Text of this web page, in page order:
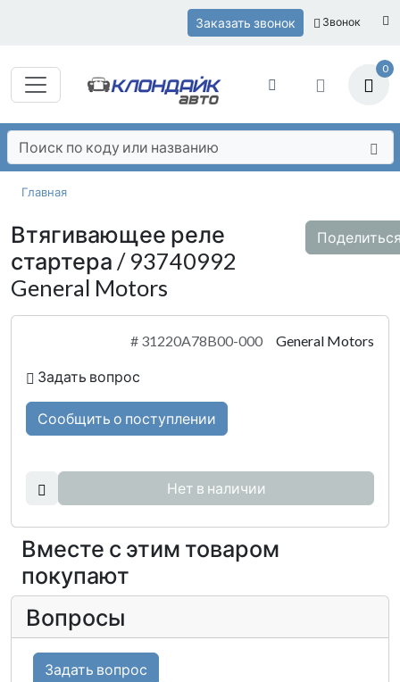
Заказать звонок Звонок
0
Главная
Втягивающее реле
стартера / 93740992
General Motors
# 31220A78B00-000 General Motors
Задать вопрос
Сообщить о поступлении
Нет в наличии
Вместе с этим товаром
покупают
Вопросы
Задать вопрос